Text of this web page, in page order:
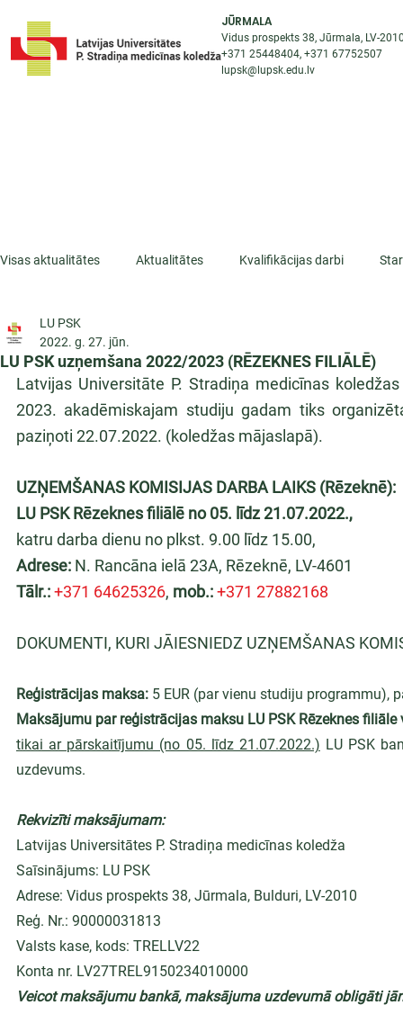
JŪRMALA
Vidus prospekts 38, Jūrmala, LV-
+371 25448404, +371 67752507
lupsk@lupsk.edu.lv
Visas aktualitātes Aktualitātes Kvalifikācijas darbi
ESF projekti
LU PSK uzņemšana 2022/2023 (RĒZEKNES FILIĀLĒ)
LU PSK
2022. g. 27. jūn.
Latvijas Universitāte P. Stradiņa medicīnas
2023. akadēmiskajam studiju gadam tiks
paziņoti 22.07.2022. (koledžas mājaslapā).
UZŅEMŠANAS KOMISIJAS DARBA LAIKS (Rēzeknē):
LU PSK Rēzeknes filiālē no 05. līdz 21.07.2022.,
katru darba dienu no plkst. 9.00 līdz 15.00,
Adrese: N. Rancāna ielā 23A, Rēzeknē, LV-4601
Tālr.:+371 64625326, mob.:+371 27882168
DOKUMENTI, KURI JĀIESNIEDZ UZŅEMŠANAS
Reģistrācijas maksa: 5 EUR (par vienu studiju programmu),
Maksājumu par reģistrācijas maksu LU PSK Rēzeknes filiāle
tikai ar pārskaitījumu (no 05. līdz 21.07.2022.) LU PSK
uzdevums.
Rekvizīti maksājumam:
Latvijas Universitātes P. Stradiņa medicīnas koledža
Saīsinājums: LU PSK
Adrese: Vidus prospekts 38, Jūrmala, Bulduri, LV-2010
Reģ. Nr.: 90000031813
Valsts kase, kods: TRELLV22
Konta nr. LV27TREL9150234010000
Veicot maksājumu bankā, maksājuma uzdevumā obligāti